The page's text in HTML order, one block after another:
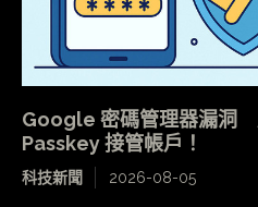
Google 密碼管理器漏洞
Passkey 接管帳戶！
科技新聞 2026-08-05